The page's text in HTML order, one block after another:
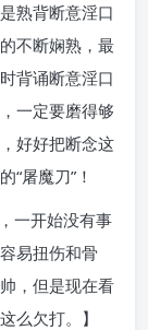
熟背断意淫口
不断娴熟，最
背诵断意淫口
一定要磨得够
好好把断念这
“屠魔刀”！
一开始没有事
易扭伤和骨
，但是现在看
么欠打。】